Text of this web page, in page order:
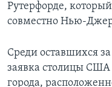
Рутерфорде,
совместно Нью-
Среди оставшихся
заявка столицы
города,